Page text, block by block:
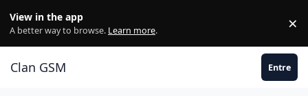
View in the app
A better way to browse. Learn more. ×
Clan GSM Entre